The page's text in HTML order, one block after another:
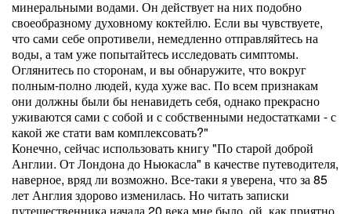
минеральными водами. Он действует на них подобно
своеобразному духовному коктейлю. Если вы чувствуете,
что сами себе опротивели, немедленно отправляйтесь на
воды, а там уже попытайтесь исследовать симптомы.
Оглянитесь по сторонам, и вы обнаружите, что вокруг
полным-полно людей, куда хуже вас. По всем признакам
они должны были бы ненавидеть себя, однако прекрасно
уживаются сами с собой и с собственными недостатками - с
какой же стати вам комплексовать?"
Конечно, сейчас использовать книгу "По старой доброй
Англии. От Лондона до Ньюкасла" в качестве путеводителя,
наверное, вряд ли возможно. Все-таки я уверена, что за 85
лет Англия здорово изменилась. Но читать записки